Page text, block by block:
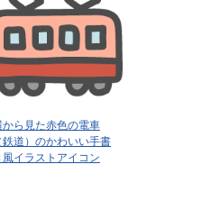
から見た赤色の電車
鉄道）のかわいい手書
風イラストアイコン